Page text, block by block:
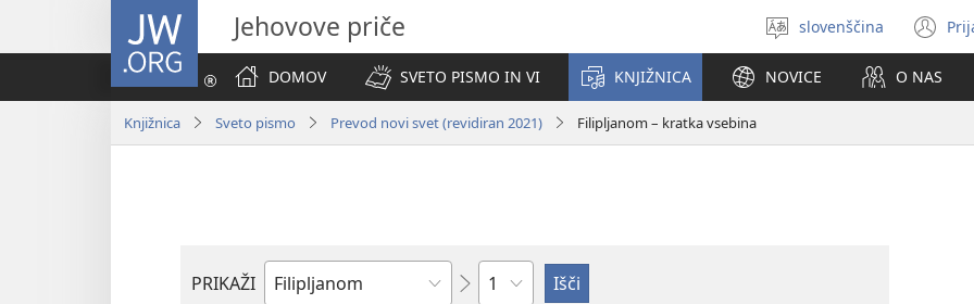
JW.ORG Jehovove priče
Izberite
jezik
slovenščina
DOMOV
SVETO PISMO IN VI KNJIŽNICA NOVICE O NAS
Knjižnica Sveto pismo Prevod novi svet (revidiran 2021) Filipljanom – kratka vsebina
PRIKAŽI Poglavje